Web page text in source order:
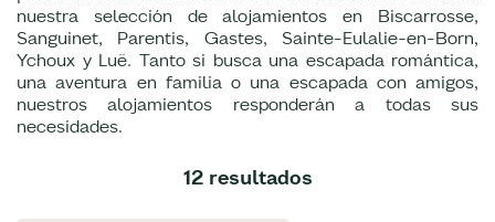
nuestra selección de alojamientos en Biscarrosse,
Sanguinet, Parentis, Gastes, Sainte-Eulalie-en-Born,
Ychoux y Luë. Tanto si busca una escapada romántica,
una aventura en familia o una escapada con amigos,
nuestros alojamientos responderán a todas sus
necesidades.
12 resultados